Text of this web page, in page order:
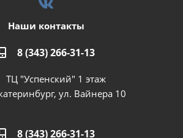
Наши контакты
8 (343) 266-31-13
ТЦ "Успенский" 1 этаж
ул. Вайнера 10
8 (343) 266-31-13